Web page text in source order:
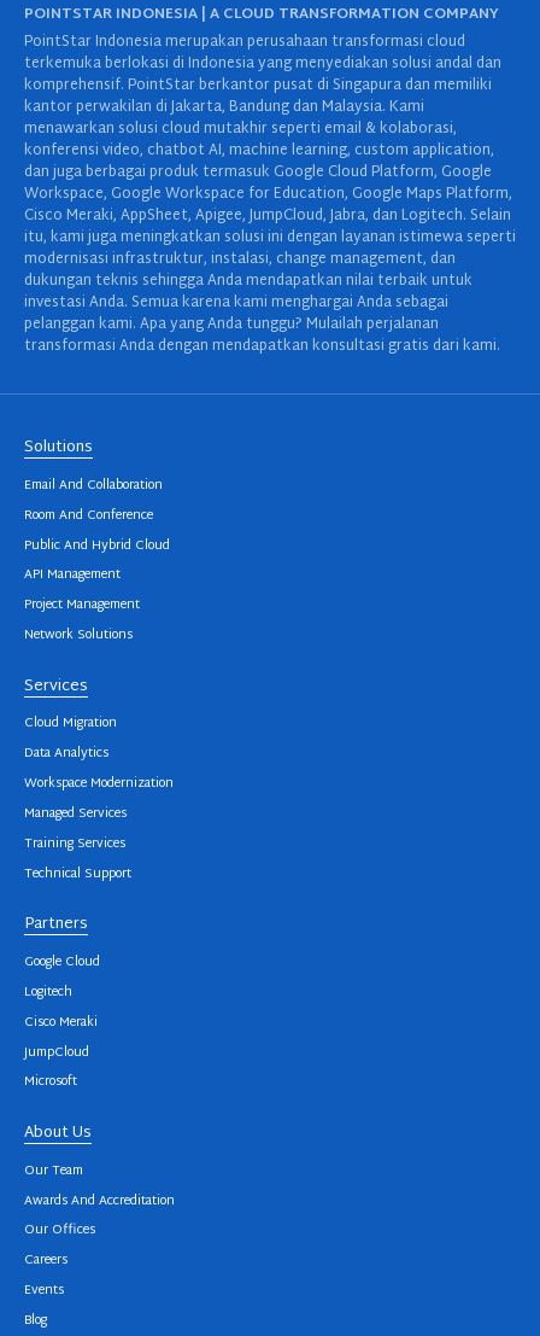
POINTSTAR INDONESIA | A CLOUD TRANSFORMATION COMPANY
PointStar Indonesia merupakan perusahaan transformasi cloud
terkemuka berlokasi di Indonesia yang menyediakan solusi andal dan
komprehensif. PointStar berkantor pusat di Singapura dan memiliki
kantor perwakilan di Jakarta, Bandung dan Malaysia. Kami
menawarkan solusi cloud mutakhir seperti email & kolaborasi,
konferensi video, chatbot AI, machine learning, custom application,
dan juga berbagai produk termasuk Google Cloud Platform, Google
Workspace, Google Workspace for Education, Google Maps Platform,
Cisco Meraki, AppSheet, Apigee, JumpCloud, Jabra, dan Logitech. Selain
itu, kami juga meningkatkan solusi ini dengan layanan istimewa seperti
modernisasi infrastruktur, instalasi, change management, dan
dukungan teknis sehingga Anda mendapatkan nilai terbaik untuk
investasi Anda. Semua karena kami menghargai Anda sebagai
pelanggan kami. Apa yang Anda tunggu? Mulailah perjalanan
transformasi Anda dengan mendapatkan konsultasi gratis dari kami.
Solutions
Email And Collaboration
Room And Conference
Public And Hybrid Cloud
API Management
Project Management
Network Solutions
Services
Cloud Migration
Data Analytics
Workspace Modernization
Managed Services
Training Services
Technical Support
Partners
Google Cloud
Logitech
Cisco Meraki
JumpCloud
Microsoft
About Us
Our Team
Awards And Accreditation
Our Offices
Careers
Events
Blog